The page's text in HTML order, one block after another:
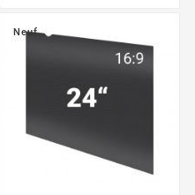
Neuf